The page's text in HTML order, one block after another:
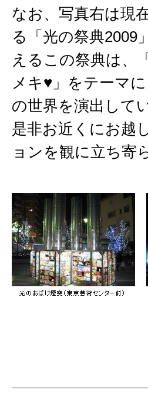
なお、写真右は現
る「光の祭典2009
えるこの祭典は
メキ♥」をテーマ
の世界を演出して
是非お近くにお越
ョンを観に立ち寄